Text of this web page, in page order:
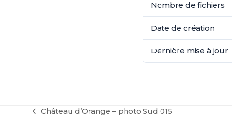
Nombre de fichiers
Date de création
Dernière mise à jour
Château d’Orange – photo Sud 015